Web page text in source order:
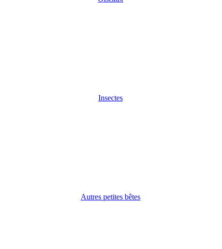
Insectes
Autres petites bêtes